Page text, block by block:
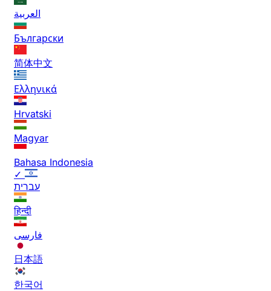
العربية
Български
简体中文
Ελληνικά
Hrvatski
Magyar
Bahasa Indonesia
✓
עברית
हिन्दी
فارسی
日本語
한국어